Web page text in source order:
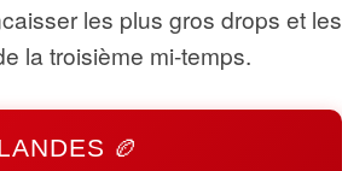
les plus gros drops et les
la troisième mi-temps.
🏉